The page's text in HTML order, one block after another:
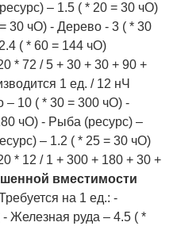
– 1.5 ( * 20 = 30 чО)
30 чО) - Дерево - 3 ( * 30
( * 60 = 144 чО)
* 72 / 5 + 30 + 30 + 90 +
1 ед. / 12 нЧ
– 10 ( * 30 = 300 чО) -
чО) - Рыба (ресурс) –
– 1.2 ( * 25 = 30 чО)
* 12 / 1 + 300 + 180 + 30 +
вместимости
на 1 ед.: -
Железная руда – 4.5 ( *